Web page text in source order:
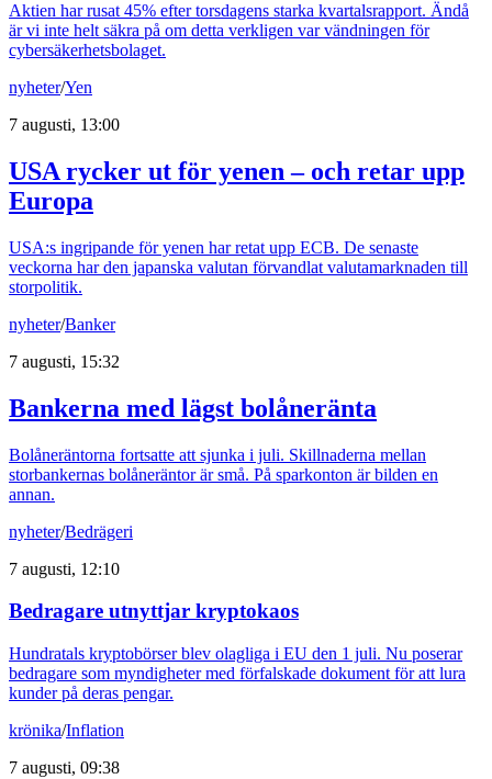
Aktien har rusat 45% efter torsdagens starka kvartalsrapport. Ändå
är vi inte helt säkra på om detta verkligen var vändningen för
cybersäkerhetsbolaget.
nyheter/Yen
7 augusti, 13:00
USA rycker ut för yenen – och retar upp
Europa
USA:s ingripande för yenen har retat upp ECB. De senaste
veckorna har den japanska valutan förvandlat valutamarknaden till
storpolitik.
nyheter/Banker
7 augusti, 15:32
Bankerna med lägst bolåneränta
Bolåneräntorna fortsatte att sjunka i juli. Skillnaderna mellan
storbankernas bolåneräntor är små. På sparkonton är bilden en
annan.
nyheter/Bedrägeri
7 augusti, 12:10
Bedragare utnyttjar kryptokaos
Hundratals kryptobörser blev olagliga i EU den 1 juli. Nu poserar
bedragare som myndigheter med förfalskade dokument för att lura
kunder på deras pengar.
krönika/Inflation
7 augusti, 09:38